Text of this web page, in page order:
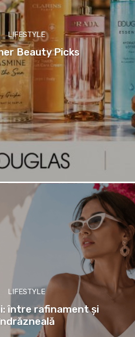
LIFESTYLE
Beauty Picks
LIFESTYLE
între rafinament și